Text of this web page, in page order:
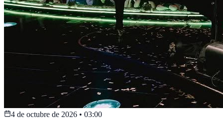
4 de octubre de 2026 • 03:00